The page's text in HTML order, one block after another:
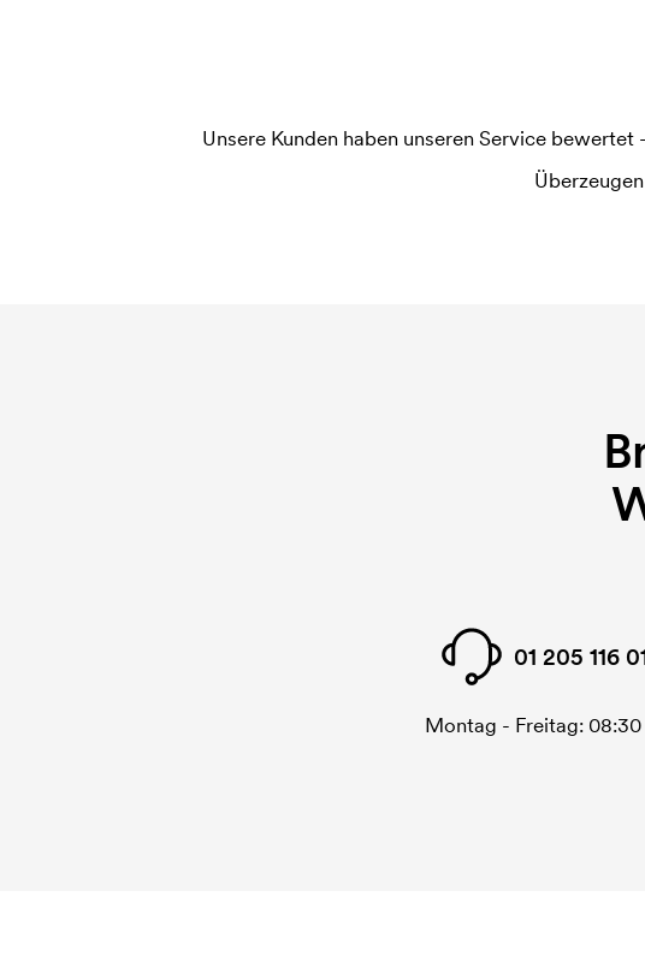
Unsere Kunden haben unseren Service
01 205 116
Montag - Freitag: 08:30